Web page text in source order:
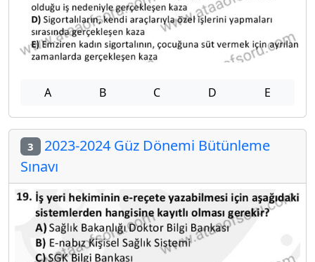
A B C D E
3 2023-2024 Güz Dönemi Bütünleme
Sınavı